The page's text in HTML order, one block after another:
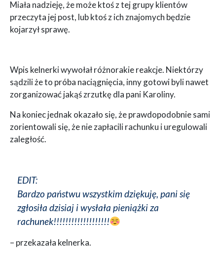
Miała nadzieję, że może ktoś z tej grupy klientów
przeczyta jej post, lub ktoś z ich znajomych będzie
kojarzył sprawę.
Wpis kelnerki wywołał różnorakie reakcje. Niektórzy
sądzili że to próba naciągnięcia, inny gotowi byli nawet
zorganizować jakąś zrzutkę dla pani Karoliny.
Na koniec jednak okazało się, że prawdopodobnie sami
zorientowali się, że nie zapłacili rachunku i uregulowali
zaległość.
EDIT:
Bardzo państwu wszystkim dziękuję, pani się
zgłosiła dzisiaj i wysłała pieniążki za
rachunek!!!!!!!!!!!!!!!!!!!
– przekazała kelnerka.